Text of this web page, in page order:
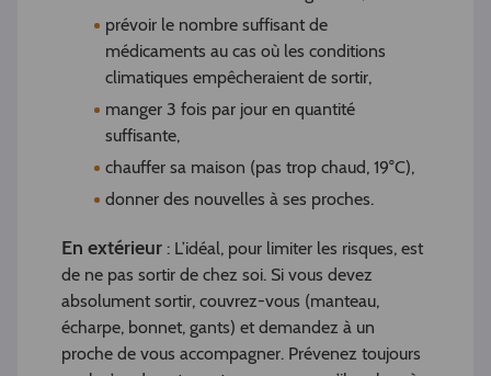
prévoir le nombre suffisant de
médicaments au cas où les conditions
climatiques empêcheraient de sortir,
manger 3 fois par jour en quantité
suffisante,
chauffer sa maison (pas trop chaud, 19°C),
donner des nouvelles à ses proches.
En extérieur : L’idéal, pour limiter les risques, est
de ne pas sortir de chez soi. Si vous devez
absolument sortir, couvrez-vous (manteau,
écharpe, bonnet, gants) et demandez à un
proche de vous accompagner. Prévenez toujours